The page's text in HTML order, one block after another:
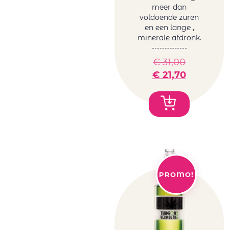
meer dan
voldoende zuren
en een lange ,
minerale afdronk.
€31,00
€ 21,70
PROMO!